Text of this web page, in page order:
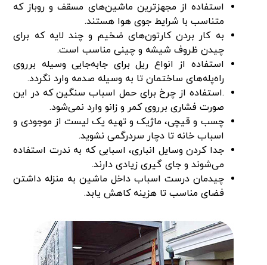
استفاده از مجهزترین ماشین‌های مسقف و روباز که
متناسب با شرایط جوی هوا هستند.
به کار بردن کارتون‌های ضخیم و چند لایه که برای
چیدن ظروف شیشه و چینی مناسب است.
استفاده از انواع ریل برای جابه‌جایی وسیله برروی
راه‌پله‌های ساختمان تا به وسیله صدمه وارد نگردد.
.استفاده از چرخ برای حمل اسباب سنگین که در این
صورت فشاری برروی کمر و زانو وارد نمی‌شود.
چسب و قیچی، ماژیک و تهیه یک لیست از موجودی و
اسباب خانه تا دچار سردرگمی نشوید.
جدا کردن وسایل انباری، اسبابی که به ندرت استفاده
می‌شوند و جای گیری زیادی دارند.
چیدمان درست اسباب داخل ماشین به منزله داشتن
فضای مناسب تا هزینه کاهش یابد.